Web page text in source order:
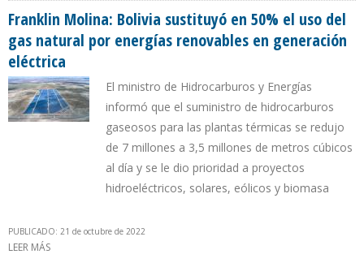
Franklin Molina: Bolivia sustituyó en 50% el uso del
gas natural por energías renovables en generación
eléctrica
El ministro de Hidrocarburos y Energías
informó que el suministro de hidrocarburos
gaseosos para las plantas térmicas se redujo
de 7 millones a 3,5 millones de metros cúbicos
al día y se le dio prioridad a proyectos
hidroeléctricos, solares, eólicos y biomasa
PUBLICADO: 21 de octubre de 2022
LEER MÁS